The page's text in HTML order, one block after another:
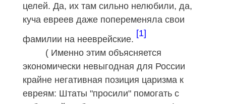
целей. Да, их там сильно нелюбили, да,
куча евреев даже попеременяла свои
фамилии на нееврейские.
[1]
( Именно этим объясняется
экономически невыгодная для России
крайне негативная позиция царизма к
евреям: Штаты "просили" помогать с